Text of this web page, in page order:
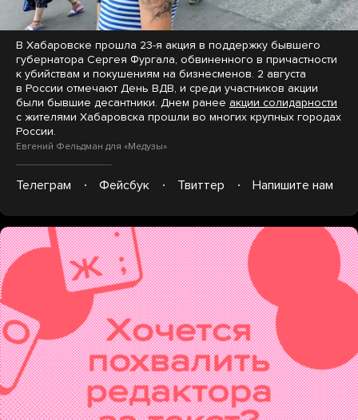
В Хабаровске прошла 23-я акция в поддержку бывшего
губернатора Сергея Фургала, обвиненного в причастности
к убийствам и покушениям на бизнесменов. 2 августа
в России отмечают День ВДВ, и среди участников акции
были бывшие десантники. Днем ранее акции солидарности
с жителями Хабаровска прошли во многих крупных городах
России.
Евгений Фельдман для «Медузы»
Телеграм Фейсбук Твиттер Напишите нам